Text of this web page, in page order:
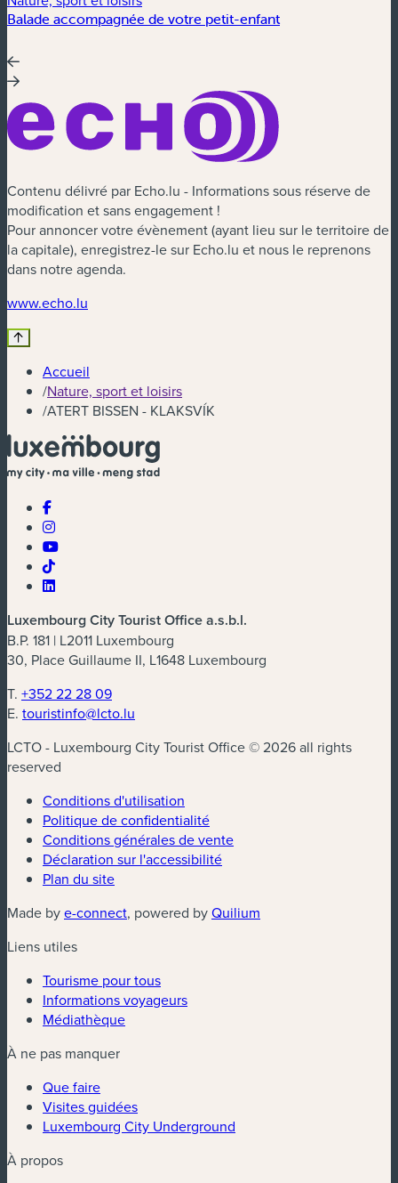
Balade accompagnée de votre petit-enfant
Contenu délivré par Echo.lu - Informations sous réserve de
modification et sans engagement !
Pour annoncer votre évènement (ayant lieu sur le territoire de
la capitale), enregistrez-le sur Echo.lu et nous le reprenons
dans notre agenda.
www.echo.lu
Accueil
/Nature, sport et loisirs
/ATERT BISSEN - KLAKSVÍK
Luxembourg City Tourist Office a.s.b.l.
B.P. 181 | L2011 Luxembourg
30, Place Guillaume II, L1648 Luxembourg
T. +352 22 28 09
E. touristinfo@lcto.lu
LCTO - Luxembourg City Tourist Office © 2026 all rights
reserved
Conditions d'utilisation
Politique de confidentialité
Conditions générales de vente
Déclaration sur l'accessibilité
Plan du site
Made bye-connect(nouvelle fenêtre)
, powered byQuilium
Liens utiles
Tourisme pour tous
Informations voyageurs
Médiathèque
À ne pas manquer
Que faire
Visites guidées
Luxembourg City Underground
À propos